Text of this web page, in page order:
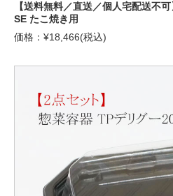
【送料無料／直送／個人宅配送不
SE たこ焼き用
価格：¥18,466(税込)